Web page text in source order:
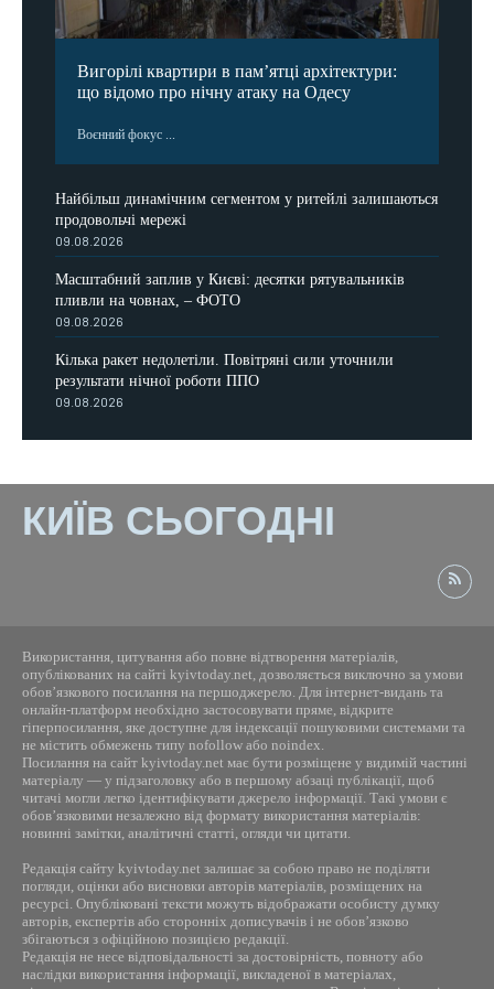
Вигорілі квартири в пам’ятці архітектури:
що відомо про нічну атаку на Одесу
Воєнний фокус ...
Найбільш динамічним сегментом у ритейлі залишаються
продовольчі мережі
09.08.2026
Масштабний заплив у Києві: десятки рятувальників
пливли на човнах, – ФОТО
09.08.2026
Кілька ракет недолетіли. Повітряні сили уточнили
результати нічної роботи ППО
09.08.2026
КИЇВ СЬОГОДНІ
Використання, цитування або повне відтворення матеріалів,
опублікованих на сайті kyivtoday.net, дозволяється виключно за умови
обов’язкового посилання на першоджерело. Для інтернет-видань та
онлайн-платформ необхідно застосовувати пряме, відкрите
гіперпосилання, яке доступне для індексації пошуковими системами та
не містить обмежень типу nofollow або noindex.
Посилання на сайт kyivtoday.net має бути розміщене у видимій частині
матеріалу — у підзаголовку або в першому абзаці публікації, щоб
читачі могли легко ідентифікувати джерело інформації. Такі умови є
обов’язковими незалежно від формату використання матеріалів:
новинні замітки, аналітичні статті, огляди чи цитати.
Редакція сайту kyivtoday.net залишає за собою право не поділяти
погляди, оцінки або висновки авторів матеріалів, розміщених на
ресурсі. Опубліковані тексти можуть відображати особисту думку
авторів, експертів або сторонніх дописувачів і не обов’язково
збігаються з офіційною позицією редакції.
Редакція не несе відповідальності за достовірність, повноту або
наслідки використання інформації, викладеної в матеріалах,